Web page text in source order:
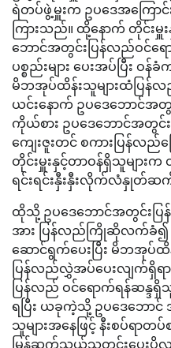
ရဲတပ်ဖွဲ့မှူးက ဥပဒေအကြောင်း
ကြားသည်။ ထို့နောက် တိုင်းမှူ
ဘောင်အတွင်းပြန်လည်ဝင်ရေ
ပစ္စည်းများ ပေးအပ်ပြီး
မိဘအုပ်ထိန်းသူများထံပြန်လ
ယင်းနောက် ဥပဒေဘောင်အတွ
ကိုယ်စား ဥပဒေဘောင်အတွ
ကျေးဇူးတင် စကားပြန်လည်ပ
တိုင်းမှူးနှင့်တာဝန်ရှိသူများ
ရင်းရင်းနှီးနှီးလိုက်လံနှုတ်
ထိုသို့ ဥပဒေဘောင်အတွင်းပြ
အား ပြန်လည်ကြိုဆိုလက်ခံ၍
ဆောင်ရွက်ပေးပြီး မိဘအုပ်
ပြန်လည်လွှဲအပ်ပေးလျက်ရှိရ
ပြန်လည် ဝင်ရောက်ရန်ဆန္ဒရှိ
ရပြီး ယခုကဲ့သို့ ဥပဒေဘော
သူများအနေဖြင့် နီးစပ်ရာတပ်
မြန်ဆက်သွယ်သတင်းပေးပို့